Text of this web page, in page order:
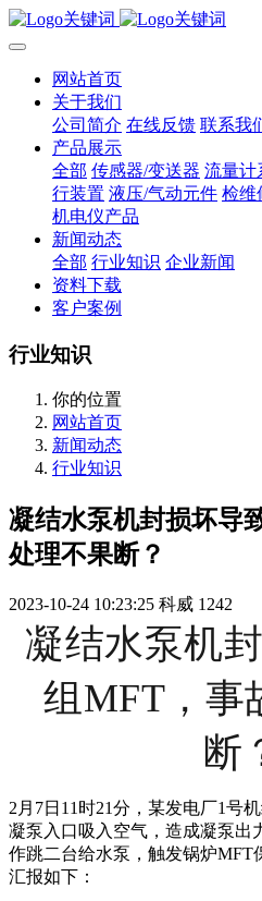
网站首页
关于我们
公司简介 在线反馈 联系我
产品展示
全部 传感器/变送器 流量计
行装置 液压/气动元件 检维
机电仪产品
新闻动态
全部 行业知识 企业新闻
资料下载
客户案例
行业知识
你的位置
网站首页
新闻动态
行业知识
凝结水泵机封损坏导
处理不果断？
2023-10-24 10:23:25 科威 1242
凝结水泵机
组MFT，事
断
2月7日11时21分，某发电厂1号
凝泵入口吸入空气，造成凝泵出
作跳二台给水泵，触发锅炉MFT
汇报如下：